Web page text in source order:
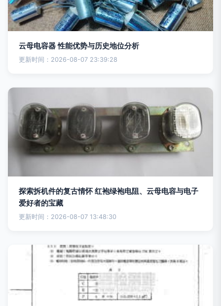
云母电容器 性能优势与历史地位分析
更新时间：2026-08-07 23:39:28
探索拆机件的复古情怀 红袍绿袍电阻、云母电容与电子
爱好者的宝藏
更新时间：2026-08-07 13:48:30